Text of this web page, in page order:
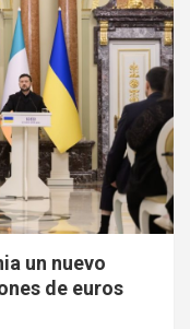
un nuevo
de euros